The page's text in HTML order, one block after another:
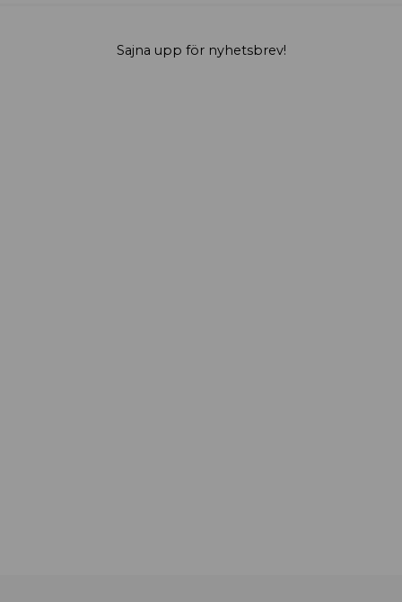
Sajna upp för nyhetsbrev!